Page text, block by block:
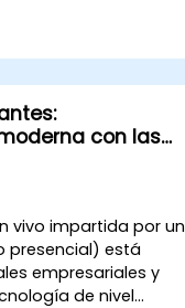
electrónico masivo
automatizados
de campañas,
y
clientes.
automatización
con las
vivo impartida por un
presencial) está
empresariales y
de nivel